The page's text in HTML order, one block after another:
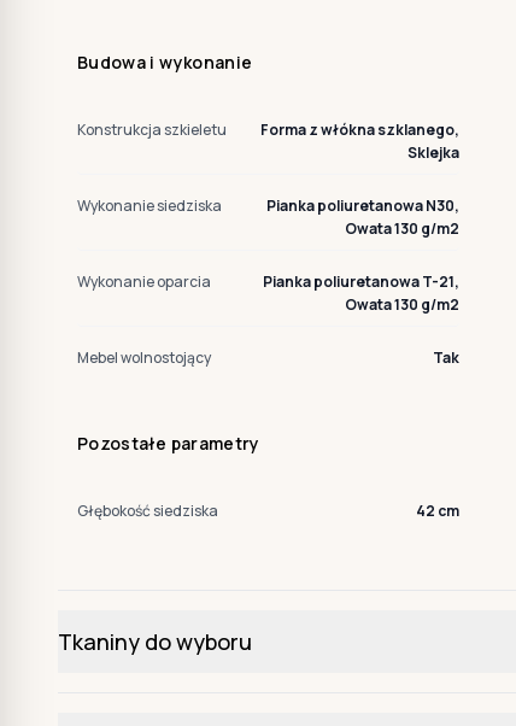
Budowa i wykonanie
Konstrukcja szkieletu
Forma z włókna szklanego,
Sklejka
Wykonanie siedziska
Pianka poliuretanowa N30,
Owata 130 g/m2
Wykonanie oparcia
Pianka poliuretanowa T-21,
Owata 130 g/m2
Mebel wolnostojący Tak
Pozostałe parametry
Głębokość siedziska 42 cm
Tkaniny do wyboru